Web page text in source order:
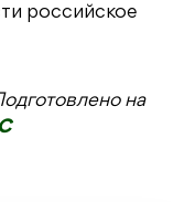
российское
на